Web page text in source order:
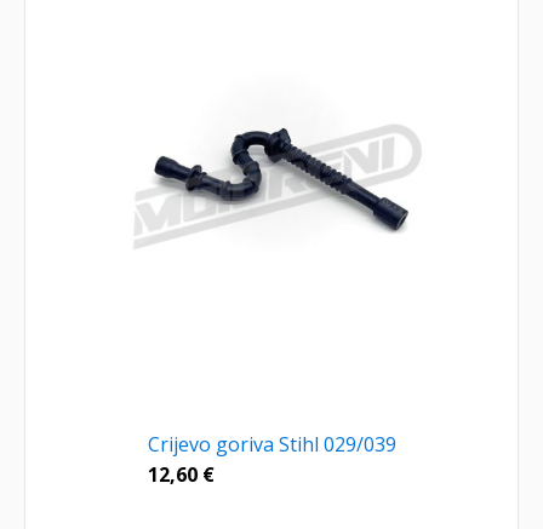
Crijevo goriva Stihl 029/039
12,60 €